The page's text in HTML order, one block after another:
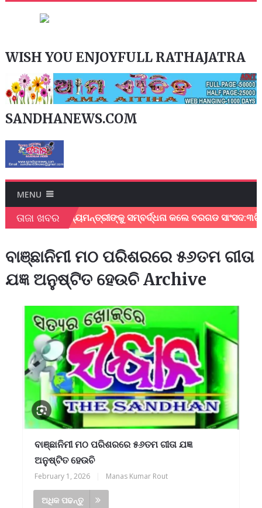
WISH YOU ENJOYFULL RATHAJATRA
SANDHANEWS.COM
MENU
ତାଜା ଖବରମୁଖ୍ୟମନ୍ତ୍ରୀଙ୍କୁ ସମ୍ବର୍ଦ୍ଧନା କଲେ ବରଗଡ ସାଂସଦ:୩ଟି
ବାଞ୍ଛାନିମୀ ମଠ ପରିଶରରେ ୫୬ତମ ଗୀତା
ଯଜ୍ଞ ଅନୁଷ୍ଟିତ ହେଉଚି Archive
ବାଞ୍ଛାନିମୀ ମଠ ପରିଶରରେ ୫୬ତମ ଗୀତା ଯଜ୍ଞ
ଅନୁଷ୍ଟିତ ହେଉଚି
February 1, 2026 Manas Kumar Rout
ଅଧିକ ପଢନ୍ତୁ